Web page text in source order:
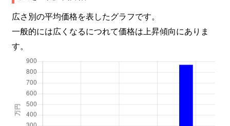
広さ別の平均価格を表したグラフです。
一般的には広くなるにつれて価格は上昇傾向にありま
す。